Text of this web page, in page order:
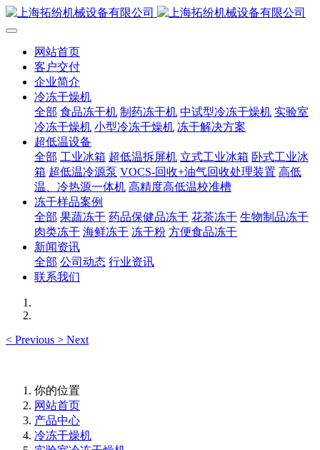
网站首页
客户交付
企业简介
冷冻干燥机
全部 食品冻干机 制药冻干机 中试型冷冻干燥机 实验室
冷冻干燥机 小型冷冻干燥机 冻干解决方案
超低温设备
全部 工业冰箱 超低温拆屏机 立式工业冰箱 卧式工业冰
箱 超低温冷源泵 VOCS-回收+油气回收处理装置 高低
温、冷热源一体机 高精度高低温校准槽
冻干样品案例
全部 果蔬冻干 药品保健品冻干 花茶冻干 生物制品冻干
肉类冻干 海鲜冻干 冻干粉 方便食品冻干
新闻资讯
全部 公司动态 行业资讯
联系我们
< Previous > Next
你的位置
网站首页
产品中心
冷冻干燥机